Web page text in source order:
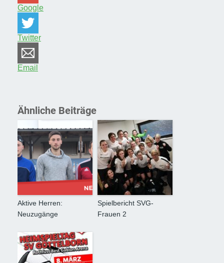
Google
Twitter
Email
Ähnliche Beiträge
Aktive Herren:
Neuzugänge
Spielbericht SVG-
Frauen 2